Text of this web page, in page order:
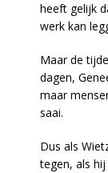
heeft gelijk
werk kan
Maar de
dagen,
maar
saai.
Dus als
tegen, als hij